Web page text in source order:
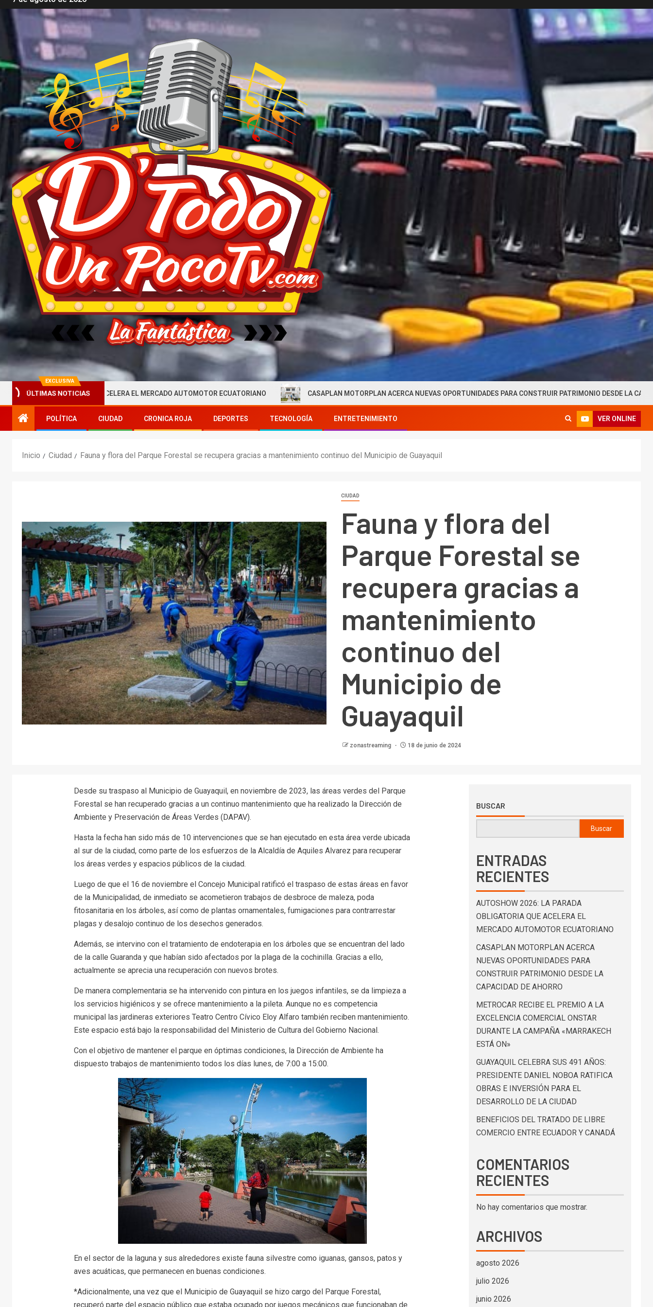
EXCLUSIVA
ÚLTIMAS NOTICIAS
QUE ACELERA EL MERCADO AUTOMOTOR ECUATORIANO CASAPLAN MOTORPLAN ACERCA NUEVAS OPORTUNIDADES PARA CONSTRUIR PATRIMONIO DESDE LA CAPACIDAD DE AHORRO
POLÍTICA CIUDAD CRONICA ROJA DEPORTES TECNOLOGÍA ENTRETENIMIENTO VER ONLINE
Inicio Ciudad Fauna y flora del Parque Forestal se recupera gracias a mantenimiento continuo del Municipio de Guayaquil
CIUDAD
Fauna y flora del
Parque Forestal se
recupera gracias a
mantenimiento
continuo del
Municipio de
Guayaquil
zonastreaming 18 de junio de 2024
Desde su traspaso al Municipio de Guayaquil, en noviembre de 2023, las áreas verdes del Parque
Forestal se han recuperado gracias a un continuo mantenimiento que ha realizado la Dirección de
Ambiente y Preservación de Áreas Verdes (DAPAV).
Hasta la fecha han sido más de 10 intervenciones que se han ejecutado en esta área verde ubicada
al sur de la ciudad, como parte de los esfuerzos de la Alcaldía de Aquiles Alvarez para recuperar
los áreas verdes y espacios públicos de la ciudad.
Luego de que el 16 de noviembre el Concejo Municipal ratificó el traspaso de estas áreas en favor
de la Municipalidad, de inmediato se acometieron trabajos de desbroce de maleza, poda
fitosanitaria en los árboles, así como de plantas ornamentales, fumigaciones para contrarrestar
plagas y desalojo continuo de los desechos generados.
Además, se intervino con el tratamiento de endoterapia en los árboles que se encuentran del lado
de la calle Guaranda y que habían sido afectados por la plaga de la cochinilla. Gracias a ello,
actualmente se aprecia una recuperación con nuevos brotes.
De manera complementaria se ha intervenido con pintura en los juegos infantiles, se da limpieza a
los servicios higiénicos y se ofrece mantenimiento a la pileta. Aunque no es competencia
municipal las jardineras exteriores Teatro Centro Cívico Eloy Alfaro también reciben mantenimiento.
Este espacio está bajo la responsabilidad del Ministerio de Cultura del Gobierno Nacional.
Con el objetivo de mantener el parque en óptimas condiciones, la Dirección de Ambiente ha
dispuesto trabajos de mantenimiento todos los días lunes, de 7:00 a 15:00.
En el sector de la laguna y sus alrededores existe fauna silvestre como iguanas, gansos, patos y
aves acuáticas, que permanecen en buenas condiciones.
*Adicionalmente, una vez que el Municipio de Guayaquil se hizo cargo del Parque Forestal,
recuperó parte del espacio público que estaba ocupado por juegos mecánicos que funcionaban de
BUSCAR
Buscar
ENTRADAS
RECIENTES
AUTOSHOW 2026: LA PARADA
OBLIGATORIA QUE ACELERA EL
MERCADO AUTOMOTOR ECUATORIANO
CASAPLAN MOTORPLAN ACERCA
NUEVAS OPORTUNIDADES PARA
CONSTRUIR PATRIMONIO DESDE LA
CAPACIDAD DE AHORRO
METROCAR RECIBE EL PREMIO A LA
EXCELENCIA COMERCIAL ONSTAR
DURANTE LA CAMPAÑA «MARRAKECH
ESTÁ ON»
GUAYAQUIL CELEBRA SUS 491 AÑOS:
PRESIDENTE DANIEL NOBOA RATIFICA
OBRAS E INVERSIÓN PARA EL
DESARROLLO DE LA CIUDAD
BENEFICIOS DEL TRATADO DE LIBRE
COMERCIO ENTRE ECUADOR Y CANADÁ
COMENTARIOS
RECIENTES
No hay comentarios que mostrar.
ARCHIVOS
agosto 2026
julio 2026
junio 2026